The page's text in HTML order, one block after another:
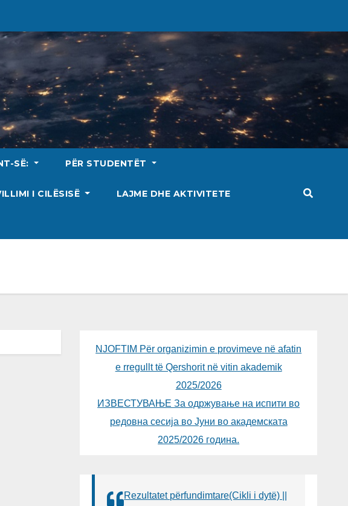
SË: PËR STUDENTËT
I CILËSISË LAJME DHE AKTIVITETE
NJOFTIM Për organizimin e provimeve në afatin
e rregullt të Qershorit në vitin akademik
2025/2026
ИЗВЕСТУВАЊЕ За одржување на испити во
редовна сесија во Јуни во академската
2025/2026 година.
Rezultatet përfundimtare(Cikli i dytë) ||